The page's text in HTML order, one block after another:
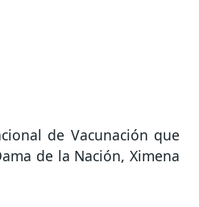
de Vacunación que
de la Nación, Ximena